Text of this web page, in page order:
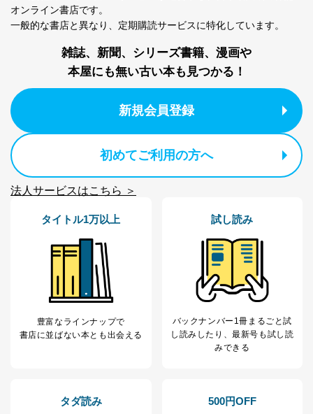
オンライン書店です。
一般的な書店と異なり、 定期購読サービスに特化しています。
雑誌、新聞、シリーズ書籍、漫画や
本屋にも無い古い本も見つかる！
新規会員登録
初めてご利用の方へ
法人サービスはこちら ＞
タイトル1万以上
豊富なラインナップで
書店に並ばない本とも出会える
試し読み
バックナンバー1冊まるごと試
し読み したり、最新号も試し読
みできる
タダ読み 500円OFF